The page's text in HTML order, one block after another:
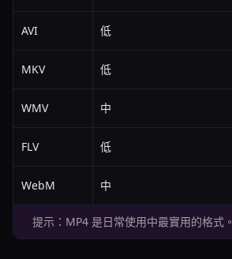
AVI 低
MKV 低
WMV 中
FLV 低
WebM 中
提示：MP4 是日常使用中最實用的格式。